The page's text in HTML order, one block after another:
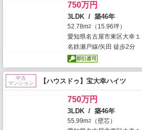
750万円
3LDK / 築46年
52.78m2
（15.96坪）
愛知県名古屋市東区大幸１
名鉄瀬戸線/矢田 徒歩2分
中古
マンション
【ハウスドゥ】宝大幸ハイツ
750万円
3LDK / 築46年
55.99m2
（壁芯）